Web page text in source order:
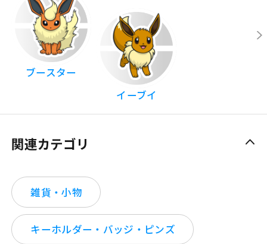
ブースター
イーブイ
関連カテゴリ
雑貨・小物
キーホルダー・バッジ・ピンズ